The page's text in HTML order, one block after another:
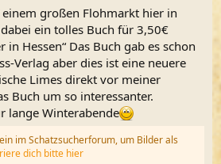
t
e
großen Flohmarkt hier in
ein tolles Buch für 3,50€
in Hessen“ Das Buch gab es schon
Verlag aber dies ist eine neuere
Limes direkt vor meiner
Buch um so interessanter.
lange Winterabende
im Schatzsucherforum, um Bilder als
dich bitte hier